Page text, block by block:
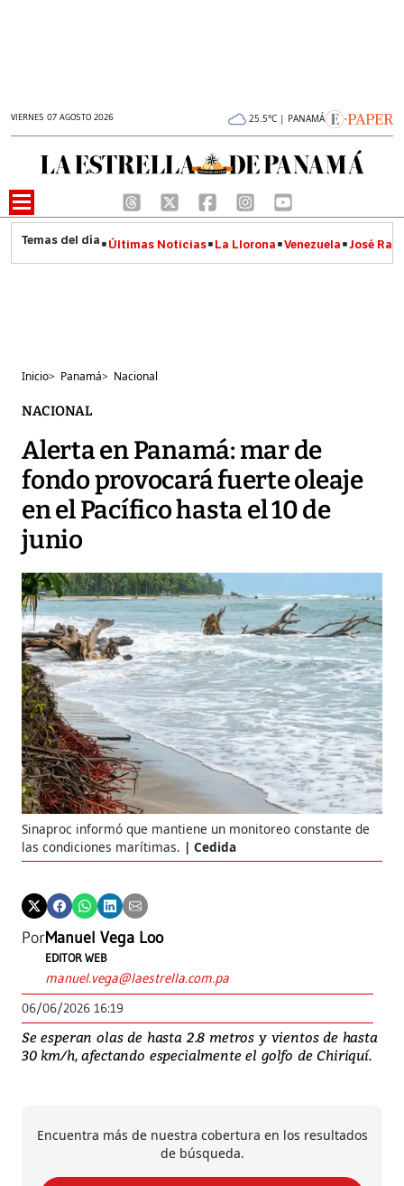
VIERNES 07 AGOSTO 2026 25.5°C | PANAMÁ
Últimas Noticias La Llorona Venezuela José
Inicio> Panamá> Nacional
NACIONAL
Alerta en Panamá: mar de
fondo provocará fuerte oleaje
en el Pacífico hasta el 10 de
junio
Sinaproc informó que mantiene un monitoreo constante de
las condiciones marítimas.
Cedida
PorManuel Vega Loo
EDITOR WEB
manuel.vega@laestrella.com.pa
06/06/2026 16:19
Se esperan olas de hasta 2.8 metros y vientos de hasta
30 km/h, afectando especialmente el golfo de Chiriquí.
Encuentra más de nuestra cobertura en los resultados
de búsqueda.